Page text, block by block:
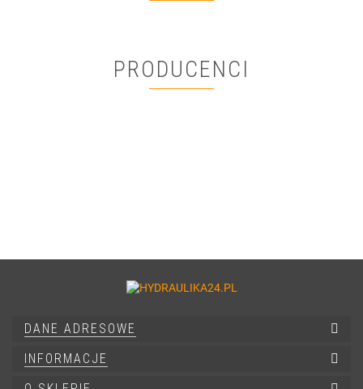
PRODUCENCI
DANE ADRESOWE
INFORMACJE